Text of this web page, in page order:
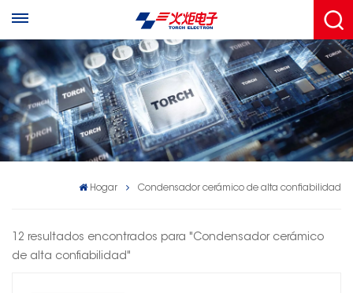
Hogar Condensador cerámico de alta confiabilidad
12 resultados encontrados para "Condensador cerámico
de alta confiabilidad"